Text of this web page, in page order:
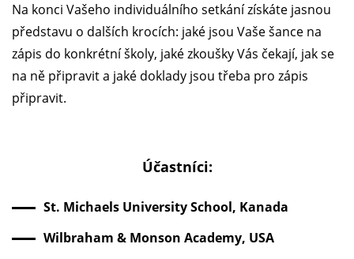
Na konci Vašeho individuálního setkání získáte jasnou
představu o dalších krocích: jaké jsou Vaše šance na
zápis do konkrétní školy, jaké zkoušky Vás čekají, jak se
na ně připravit a jaké doklady jsou třeba pro zápis
připravit.
Účastníci:
St. Michaels University School, Kanada
Wilbraham & Monson Academy, USA